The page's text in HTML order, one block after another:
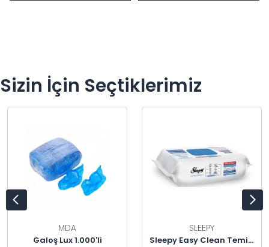
Sizin İçin Seçtiklerimiz
MDA
Galoş Lux 1.000'li
SLEEPY
Sleepy Easy Clean Temizlik Havlusu 100'lü